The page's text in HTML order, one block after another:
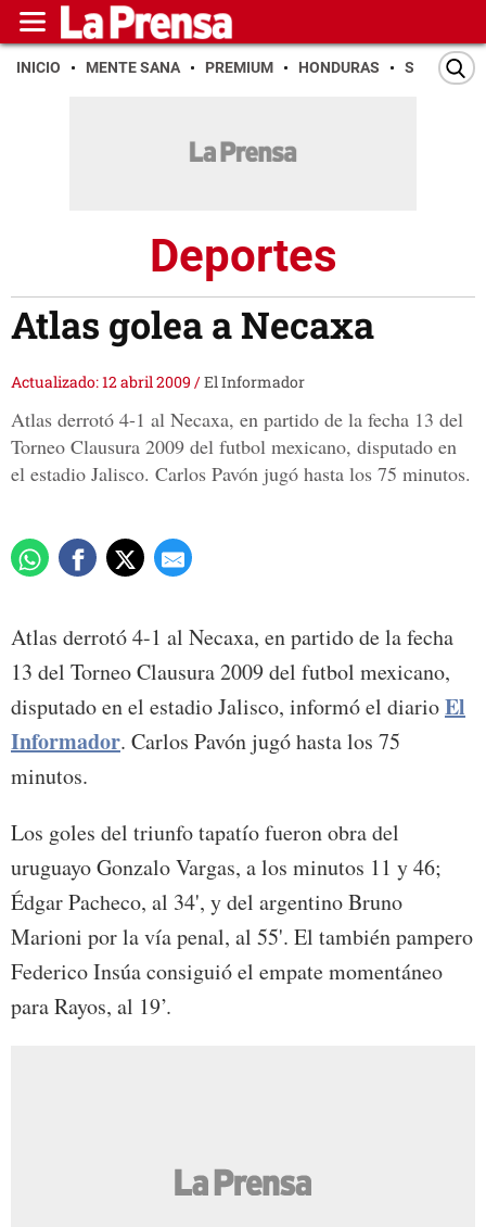
INICIO MENTE SANA PREMIUM HONDURAS SAN PEDRO
Deportes
Atlas golea a Necaxa
Actualizado: 12 abril 2009 /El Informador
Atlas derrotó 4-1 al Necaxa, en partido de la fecha 13 del
Torneo Clausura 2009 del futbol mexicano, disputado en
el estadio Jalisco. Carlos Pavón jugó hasta los 75 minutos.
Atlas derrotó 4-1 al Necaxa, en partido de la fecha
13 del Torneo Clausura 2009 del futbol mexicano,
disputado en el estadio Jalisco, informó el diarioEl
Informador. Carlos Pavón jugó hasta los 75
minutos.
Los goles del triunfo tapatío fueron obra del
uruguayo Gonzalo Vargas, a los minutos 11 y 46;
Édgar Pacheco, al 34', y del argentino Bruno
Marioni por la vía penal, al 55'. El también pampero
Federico Insúa consiguió el empate momentáneo
para Rayos, al 19’.